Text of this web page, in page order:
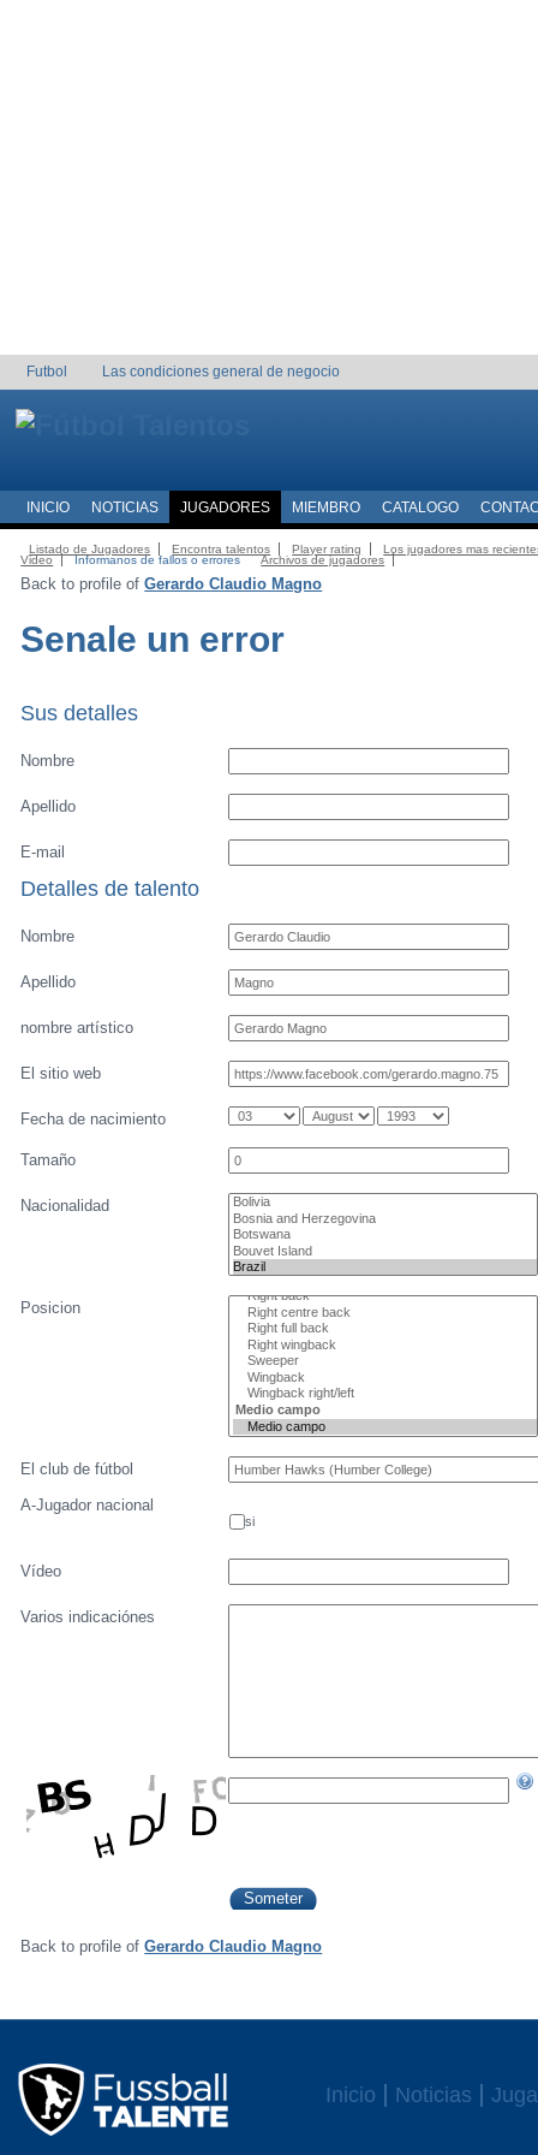
Futbol Las condiciones general de negocio
INICIO NOTICIAS JUGADORES MIEMBRO CATALOGO
Listado de Jugadores Encontra talentos Player rating
Los jugadores mas
Video
Informanos de fallos o errores Archivos de jugadores
Back to profile of Gerardo Claudio Magno
Senale un error
Sus detalles
Nombre
Apellido
E-mail
Detalles de talento
Nombre
Apellido
nombre artístico
El sitio web
Fecha de nacimiento
Tamaño
Nacionalidad
Posicion
El club de fútbol
A-Jugador nacional
si
Vídeo
Varios indicaciónes
Back to profile of Gerardo Claudio Magno
Inicio Noticias